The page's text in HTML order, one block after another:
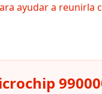
ayudar a reunirla